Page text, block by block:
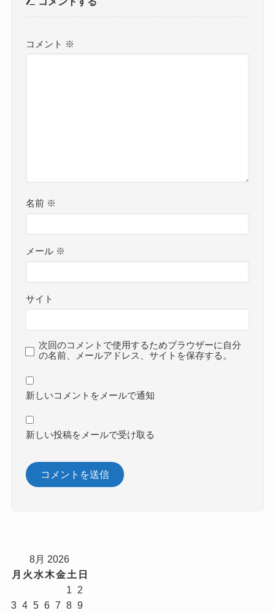
コメント ※
名前 ※
メール ※
サイト
次回のコメントで使用するためブラウザーに自分
の名前、メールアドレス、サイトを保存する。
新しいコメントをメールで通知
新しい投稿をメールで受け取る
8月 2026
月 火 水木金土 日
1
2
3 4 5 6 7 8 9